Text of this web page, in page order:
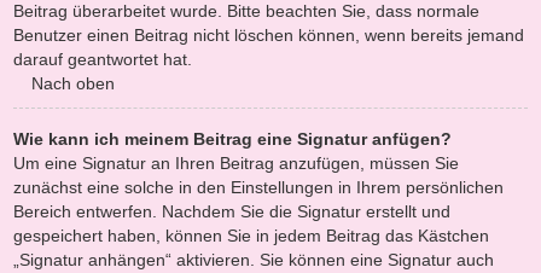
Beitrag überarbeitet wurde. Bitte beachten Sie, dass normale
Benutzer einen Beitrag nicht löschen können, wenn bereits jemand
darauf geantwortet hat.
Nach oben
Wie kann ich meinem Beitrag eine Signatur anfügen?
Um eine Signatur an Ihren Beitrag anzufügen, müssen Sie
zunächst eine solche in den Einstellungen in Ihrem persönlichen
Bereich entwerfen. Nachdem Sie die Signatur erstellt und
gespeichert haben, können Sie in jedem Beitrag das Kästchen
„Signatur anhängen“ aktivieren. Sie können eine Signatur auch